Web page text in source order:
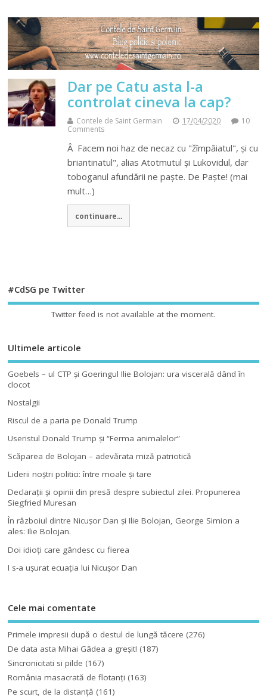
Dar pe Catu asta l-a
controlat cineva la cap?
Contele de Saint Germain 17/04/2020
10
Comments
Â Facem noi haz de necaz cu "žîmpăiatul", și cu
briantinatul", alias Atotmutul și Lukovidul, dar
toboganul afundării ne paște. De Paște! (mai
mult…)
continuare...
#CdSG pe Twitter
Twitter feed is not available at the moment.
Ultimele articole
Goebels – ul CTP şi Goeringul Ilie Bolojan: ura viscerală dând în
clocot
Nostalgii
Riscul de a paria pe Donald Trump
Useristul Donald Trump şi “Ferma animalelor”
Scăparea de Bolojan – adevărata miză patriotică
Liderii noştri politici: între moale şi tare
Declaraţii şi opinii din presă despre subiectul zilei. Propunerea
Siegfried Muresan
În războiul dintre Nicuşor Dan şi Ilie Bolojan, George Simion a
ales: Ilie Bolojan.
Doi idioţi care gândesc cu fierea
I s-a uşurat ecuaţia lui Nicuşor Dan
Cele mai comentate
Primele impresii după o destul de lungă tăcere (276)
De data asta Mihai Gâdea a greşit! (187)
Sincronicitati si pilde (167)
România masacrată de flotanţi (163)
Pe scurt, de la distanță (161)